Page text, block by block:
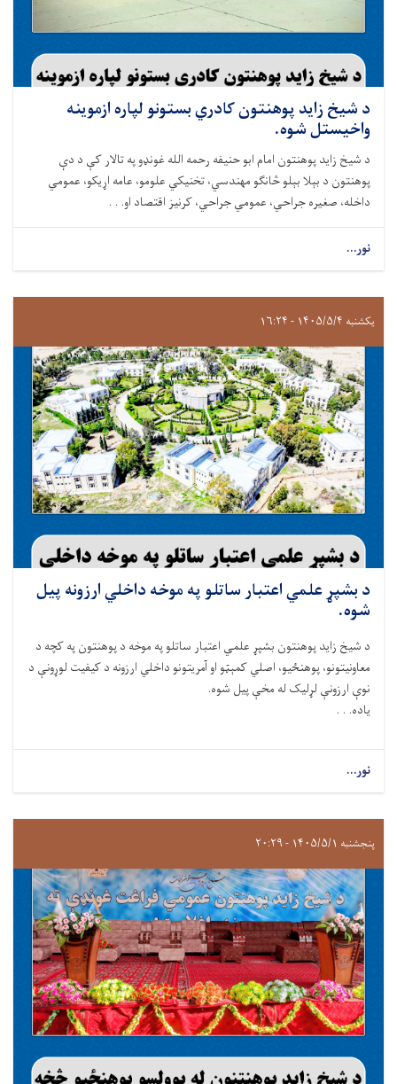
د شيخ زايد پوهنتون کادري بستونو لپاره ازموینه
واخيستل شوه.
د شيخ زايد پوهنتون امام ابو حنيفه رحمه الله غونډو په تالار کې د دې
پوهنتون د بېلا بېلو څانګو مهندسي، تخنیکي علومو، عامه اړيکو، عمومي
داخله، صغيره جراحي، عمومي جراحي، کرنيز اقتصاد او. . .
نور...
یکشنبه ۱۴۰۵/۵/۴ - ۱۶:۲۴
د بشپړ علمي اعتبار ساتلو په موخه داخلي ارزونه پیل
شوه.
د شيخ زايد پوهنتون بشپړ علمي اعتبار ساتلو په موخه د پوهنتون په کچه د
معاونيتونو، پوهنځیو، اصلي کمېټو او آمريتونو داخلي ارزونه د کيفيت لوړونې د
نوې ارزونې لړلیک له مخې پیل شوه.
ياده. . .
نور...
پنجشنبه ۱۴۰۵/۵/۱ - ۲۰:۲۹